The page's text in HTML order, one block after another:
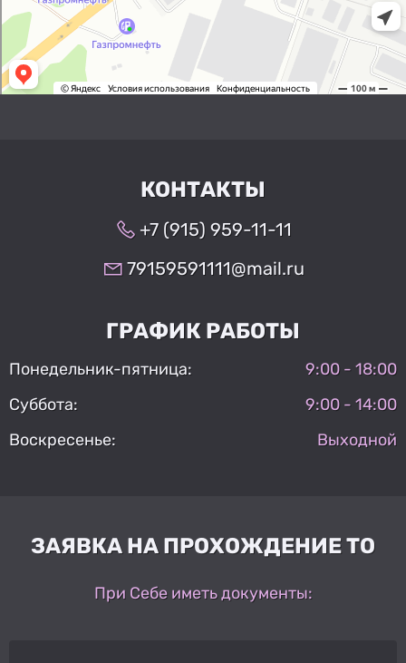
КОНТАКТЫ
+7 (915) 959-11-11
79159591111@mail.ru
ГРАФИК РАБОТЫ
Понедельник-пятница:
9:00 - 18:00
Суббота:
9:00 - 14:00
Воскресенье:
Выходной
ЗАЯВКА НА ПРОХОЖДЕНИЕ ТО
При Себе иметь документы: